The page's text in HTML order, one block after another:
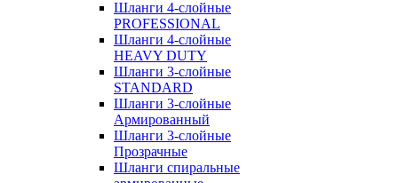
Шланги 4-слойные
PROFESSIONAL
Шланги 4-слойные
HEAVY DUTY
Шланги 3-слойные
STANDARD
Шланги 3-слойные
Армированный
Шланги 3-слойные
Прозрачные
Шланги спиральные